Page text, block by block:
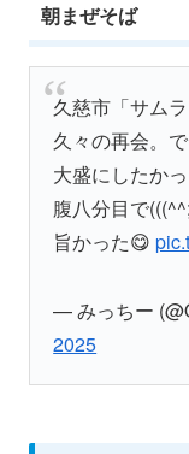
朝まぜそば
久慈市「サム
久々の再会。
大盛にしたか
腹八分目で
旨かった😋
— みっちー
2025